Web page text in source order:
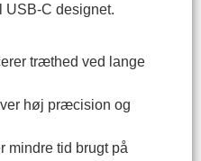
USB-C designet.
træthed ved lange
høj præcision og
mindre tid brugt på